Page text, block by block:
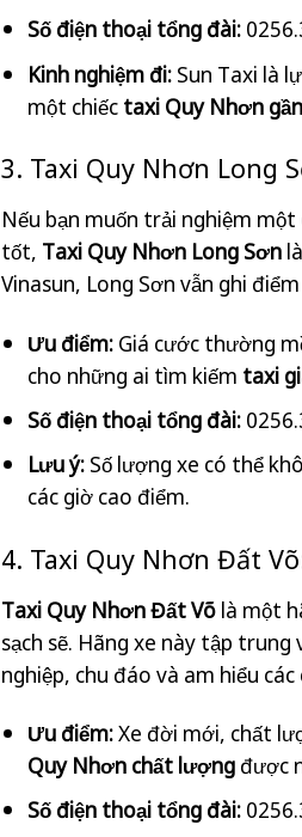
Số điện thoại tổng đài:
Kinh nghiệm đi: Sun Taxi là
một chiếc taxi Quy Nhơn
3. Taxi Quy Nhơn Long
Nếu bạn muốn trải nghiệm một
tốt, Taxi Quy Nhơn Long Sơn
Vinasun, Long Sơn vẫn ghi
Ưu điểm: Giá cước thường
cho những ai tìm kiếm taxi
Số điện thoại tổng đài:
Lưu ý: Số lượng xe có thể
các giờ cao điểm.
4. Taxi Quy Nhơn Đất
Taxi Quy Nhơn Đất Võ là một
sạch sẽ. Hãng xe này tập
nghiệp, chu đáo và am hiểu các
Ưu điểm:Xe đời mới, chất
Quy Nhơn chất lượng được
Số điện thoại tổng đài: